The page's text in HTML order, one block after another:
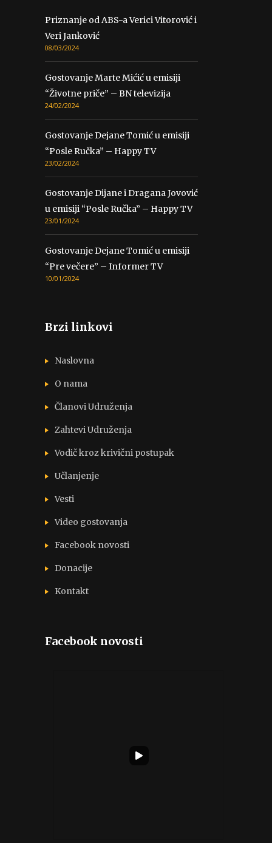
Priznanje od ABS-a Verici Vitorović i
Veri Janković
08/03/2024
Gostovanje Marte Mićić u emisiji
“Životne priče” – BN televizija
24/02/2024
Gostovanje Dejane Tomić u emisiji
“Posle Ručka” – Happy TV
23/02/2024
Gostovanje Dijane i Dragana Jovović
u emisiji “Posle Ručka” – Happy TV
23/01/2024
Gostovanje Dejane Tomić u emisiji
“Pre večere” – Informer TV
10/01/2024
Brzi linkovi
Naslovna
O nama
Članovi Udruženja
Zahtevi Udruženja
Vodič kroz krivični postupak
Učlanjenje
Vesti
Video gostovanja
Facebook novosti
Donacije
Kontakt
Facebook novosti